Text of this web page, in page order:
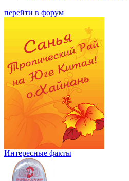
перейти в форум
Интересные факты